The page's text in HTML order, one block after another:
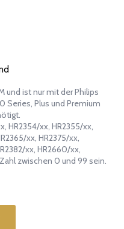
und ist nur mit der Philips
Series, Plus und Premium
HR2354/xx, HR2355/xx,
xx, HR2375/xx,
xx, HR2660/xx,
zwischen 0 und 99 sein.